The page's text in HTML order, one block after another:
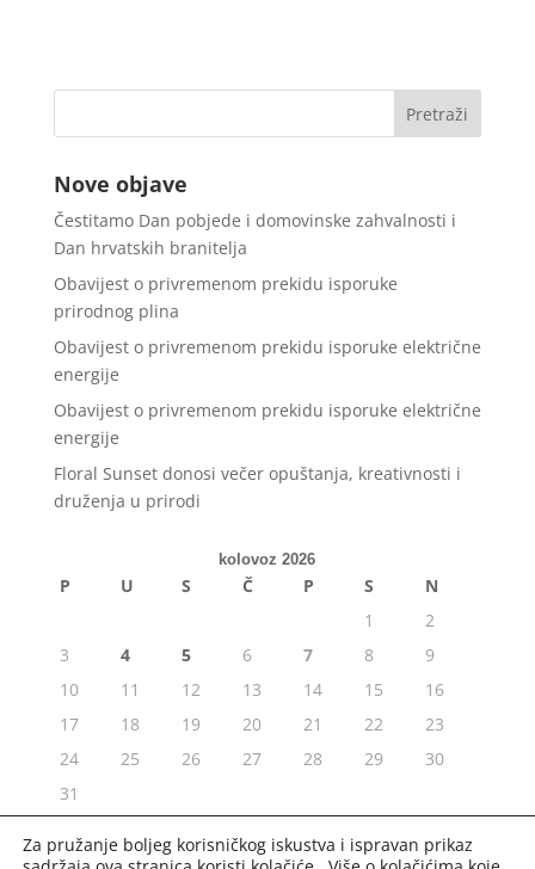
Nove objave
Čestitamo Dan pobjede i domovinske zahvalnosti i
Dan hrvatskih branitelja
Obavijest o privremenom prekidu isporuke
prirodnog plina
Obavijest o privremenom prekidu isporuke električne
energije
Obavijest o privremenom prekidu isporuke električne
energije
Floral Sunset donosi večer opuštanja, kreativnosti i
druženja u prirodi
kolovoz 2026
P U S Č P S
N
1
2
3
4 5 6 7 8
9
10
11 12 13 14 15
16
17
18 19 20 21 22
23
24
25 26 27 28 29
30
31
« srp
Za pružanje boljeg korisničkog iskustva i ispravan prikaz